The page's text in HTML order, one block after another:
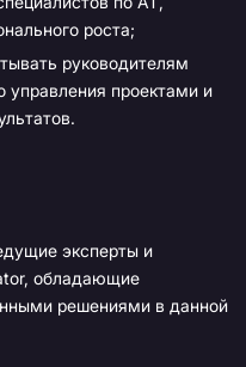
роста;
руководителям
управления проектами и
эксперты и
обладающие
решениями в данной